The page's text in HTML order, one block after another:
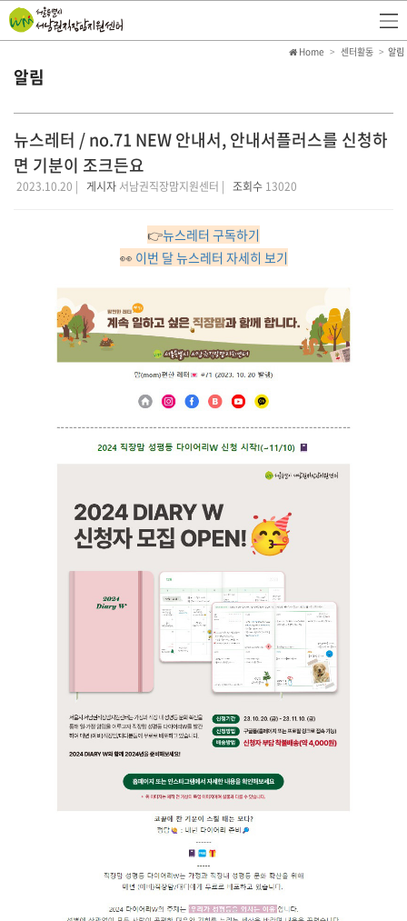
알림
Home 센터활동 알림
뉴스레터 / no.71 NEW 안내서, 안내서플러스를 신청하
면 기분이 조크든요
2023.10.20 | 게시자 서남권직장맘지원센터 | 조회수 13020
👉뉴스레터 구독하기
👀 이번 달 뉴스레터 자세히 보기